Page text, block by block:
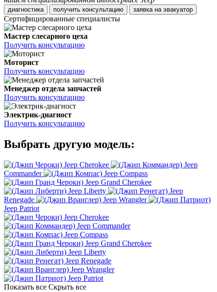
диагностика получить консультацию заявка на эвакуатор
Сертифицированные специалисты
Мастер слесарного цеха
Получить консультацию
Моторист
Получить консультацию
Менеджер отдела запчастей
Получить консультацию
Электрик-диагност
Получить консультацию
Выбрать другую модель:
Jeep Cherokee
Jeep
Commander
Jeep Compass
Jeep Grand Cherokee
Jeep Liberty
Jeep
Renegade
Jeep Wrangler
Jeep Patriot
Jeep Cherokee
Jeep Commander
Jeep Compass
Jeep Grand Cherokee
Jeep Liberty
Jeep Renegade
Jeep Wrangler
Jeep Patriot
Показать все Скрыть все